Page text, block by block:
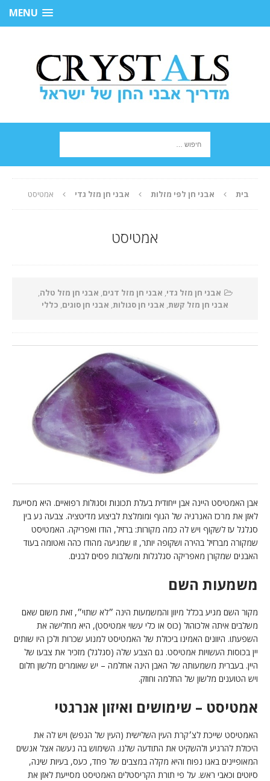
MENU
בית אבני חן לפי מזלות אבני חן מזל גדי אמטיסט
אמטיסט
אבני חן מזל גדי, אבני חן מזל דגים, אבני חן מזל טלה,
אבני חן מזל קשת, אבני חן סגולות, אבני חן סוגים, כללי
אבן האמטיסט היינה אבן ייחודית בעלת תכונות וסגולות רפואיים. היא מסייעת
לאזן את מרכז האנרגיה של הגוף ומומלצת לביצוע מדיטציה. צבעה נע בין
סגלגל עז לשקוף ויש לה כמה מקורות: ברזיל, הודו ואפריקה. האמטיסט
שמקורה מברזיל בהירה ושקופה יותר, זו שמגיעה מהודו כהה ואטומה בעוד
האבנים שמקורן מאפריקה סגלגלות ומשלבות פסים לבנים.
משמעות השם
מקור השם מגיע בכלל מיוון והמשמעות הינה ״לא שתוי״, זאת משום שאם
משלבים איתה אלכוהול (כוס או כלי עשוי אמטיסט), היא מחלישה את
השפעתו. היוונים האמינו ביכולת של האמטיסט למנוע שכרות ולכן היו שותים
יין בכוסות העשויות אמטיסט. גם הצבע שלה (סגלגל) מזכיר את צבעו של
היין. בעברית משמעותה של האבן הינה אחלמה – יש שאומרים מלשון חלום
ויש הטוענים מלשון של החלמה וחוזק.
אמטיסט – שימושים ואיזון אנרגטי
האמטיסט שייכת לצ׳קרת העין השלישית (העין של הנפש) ויש לה את
היכולת להרגיע ולהשקיט את התודעה שלנו. השימוש בה נעשה אצל אנשים
המאופיינים באגו נפוח והיא מקלה במצבים של פחד, כעס, בעיות שינה,
סיוטים וכאבי ראש. על פי תורת הקריסטלים האמטיסט מסייעת לאזן את